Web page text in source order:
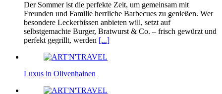
Der Sommer ist die perfekte Zeit, um gemeinsam mit
Freunden und Familie herrliche Barbecues zu genießen. Wer
besondere Leckerbissen anbieten will, setzt auf
selbstgemachte Burger, Bratwurst & Co. – frisch gewürzt und
perfekt gegrillt, werden [...]
Luxus in Olivenhainen